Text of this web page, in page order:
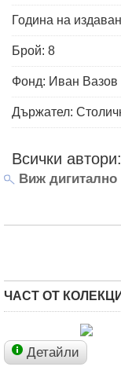
Година на
Брой: 8
Фонд: Иван Вазов
Държател:
Всички автори:
Виж дигитално
ЧАСТ ОТ
Детайли